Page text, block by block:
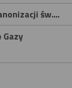
św....